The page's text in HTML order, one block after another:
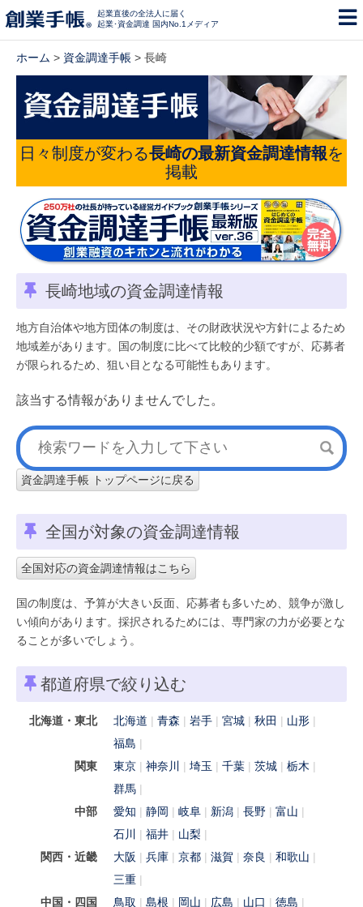
起業直後の全法人に届く
起業･資金調達 国内No.1メディア
ホーム > 資金調達手帳 > 長崎
日々制度が変わる長崎の最新資金調達情報を
掲載
長崎地域の資金調達情報
地方自治体や地方団体の制度は、その財政状況や方針によるため
地域差があります。国の制度に比べて比較的少額ですが、応募者
が限られるため、狙い目となる可能性もあります。
該当する情報がありませんでした。
資金調達手帳 トップページに戻る
全国が対象の資金調達情報
全国対応の資金調達情報はこちら
国の制度は、予算が大きい反面、応募者も多いため、競争が激し
い傾向があります。採択されるためには、専門家の力が必要とな
ることが多いでしょう。
都道府県で絞り込む
北海道・東北 北海道 青森 岩手 宮城 秋田
山形
福島
関東
東京 神奈川 埼玉 千葉 茨城
栃木
群馬
中部
愛知 静岡 岐阜 新潟 長野
富山
石川
福井
山梨
関西・近畿
大阪 兵庫 京都 滋賀 奈良
和歌山
三重
中国・四国
鳥取 島根 岡山 広島 山口
徳島